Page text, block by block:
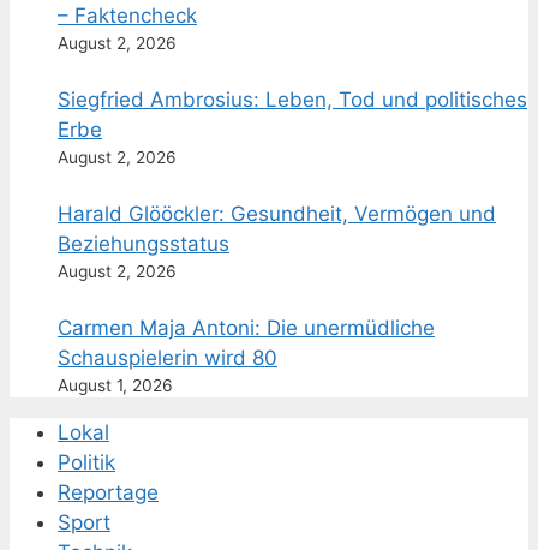
– Faktencheck
August 2, 2026
Siegfried Ambrosius: Leben, Tod und politisches
Erbe
August 2, 2026
Harald Glööckler: Gesundheit, Vermögen und
Beziehungsstatus
August 2, 2026
Carmen Maja Antoni: Die unermüdliche
Schauspielerin wird 80
August 1, 2026
Lokal
Politik
Reportage
Sport